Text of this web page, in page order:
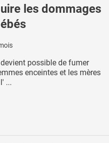
les dommages
devient possible de fumer
enceintes et les mères
...